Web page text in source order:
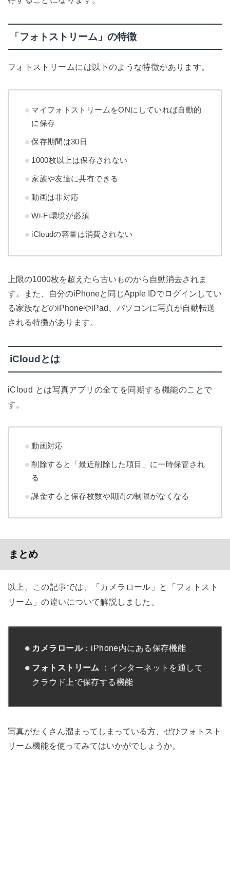
「フォトストリーム」の特徴
フォトストリームには以下のような特徴があります。
マイフォトストリームをONにしていれば自動的
に保存
保存期間は30日
1000枚以上は保存されない
家族や友達に共有できる
動画は非対応
Wi-Fi環境が必須
iCloudの容量は消費されない
上限の1000枚を超えたら古いものから自動消去されま
す。また、自分のiPhoneと同じApple IDでログインしてい
る家族などのiPhoneやiPad、パソコンに写真が自動転送
される特徴があります。
iCloudとは
iCloud とは写真アプリの全てを同期する機能のことで
す。
動画対応
削除すると「最近削除した項目」に一時保管され
る
課金すると保存枚数や期間の制限がなくなる
まとめ
以上、この記事では、「カメラロール」と「フォトスト
リーム」の違いについて解説しました。
カメラロール：iPhone内にある保存機能
フォトストリーム
：インターネットを通して
クラウド上で保存する機能
写真がたくさん溜まってしまっている方、ぜひフォトスト
リーム機能を使ってみてはいかがでしょうか。